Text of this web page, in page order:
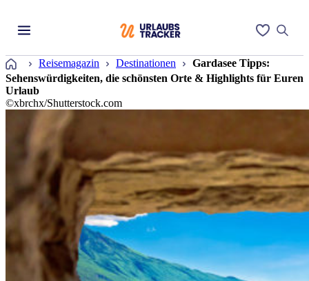
Startseite
Reisemagazin Destinationen
Gardasee Tipps:
Sehenswürdigkeiten, die schönsten Orte & Highlights für Euren
Urlaub
©xbrchx/Shutterstock.com